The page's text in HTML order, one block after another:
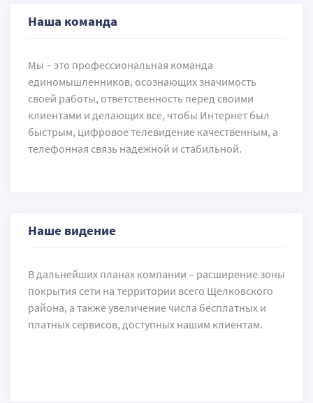
Наша команда
Мы – это профессиональная команда
единомышленников, осознающих значимость
своей работы, ответственность перед своими
клиентами и делающих все, чтобы Интернет был
быстрым, цифровое телевидение качественным, а
телефонная связь надежной и стабильной.
Наше видение
В дальнейших планах компании – расширение зоны
покрытия сети на территории всего Щелковского
района, а также увеличение числа бесплатных и
платных сервисов, доступных нашим клиентам.